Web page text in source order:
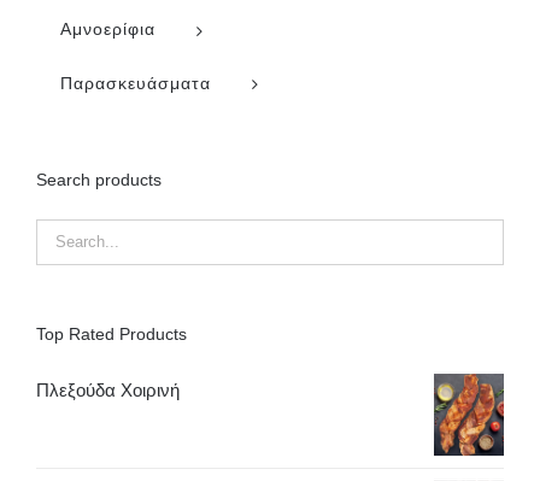
Αμνοερίφια
Παρασκευάσματα
Search products
Top Rated Products
Πλεξούδα Χοιρινή